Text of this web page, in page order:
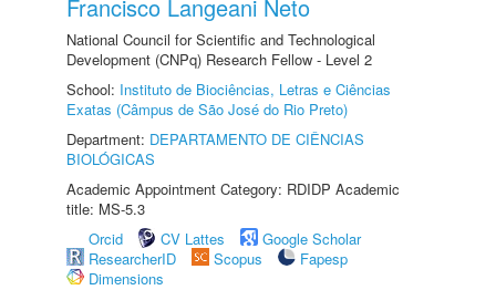
Francisco Langeani Neto
National Council for Scientific and Technological
Development (CNPq) Research Fellow - Level 2
School: Instituto de Biociências, Letras e Ciências
Exatas (Câmpus de São José do Rio Preto)
Department: DEPARTAMENTO DE CIÊNCIAS
BIOLÓGICAS
Academic Appointment Category: RDIDP Academic
title: MS-5.3
Orcid
CV Lattes
Google Scholar
ResearcherID
Scopus
Fapesp
Dimensions